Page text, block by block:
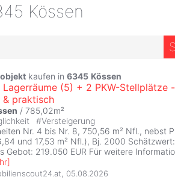
Kössen
kaufen in 6345 Kössen
Lagerräume (5) + 2 PKW-Stellplätze -
praktisch
/ 785,02m²
#Versteigerung
Nr. 4 bis Nr. 8, 750,56 m² Nfl., nebst
und 17,53 m² Nfl.), Bj. 2000
Gebot: 219.050 EUR Für weitere
]
05.08.2026